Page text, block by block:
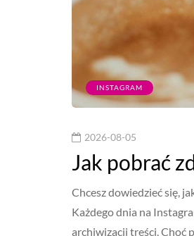
INSTAGRAM
2026-08-05
Jak pobrać
Chcesz dowiedzieć się,
Każdego dnia na
archiwizacji treści. Choć